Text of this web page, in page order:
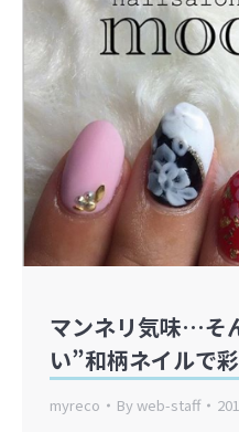
マンネリ気味…そ
い”和柄ネイルで
myreco Byweb-staff